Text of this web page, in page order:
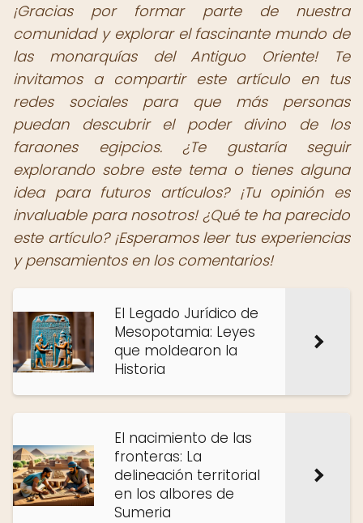
¡Gracias por formar parte de nuestra
comunidad y explorar el fascinante mundo de
las monarquías del Antiguo Oriente! Te
invitamos a compartir este artículo en tus
redes sociales para que más personas
puedan descubrir el poder divino de los
faraones egipcios. ¿Te gustaría seguir
explorando sobre este tema o tienes alguna
idea para futuros artículos? ¡Tu opinión es
invaluable para nosotros! ¿Qué te ha parecido
este artículo? ¡Esperamos leer tus experiencias
y pensamientos en los comentarios!
El Legado Jurídico de
Mesopotamia: Leyes
que moldearon la
Historia
El nacimiento de las
fronteras: La
delineación territorial
en los albores de
Sumeria